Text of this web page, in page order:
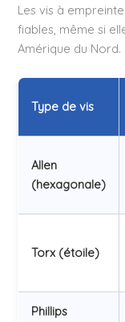
Les vis à empreinte
fiables, même si
Amérique du Nord.
Type de vis
Allen
(hexagonale)
Torx (étoile)
Phillips